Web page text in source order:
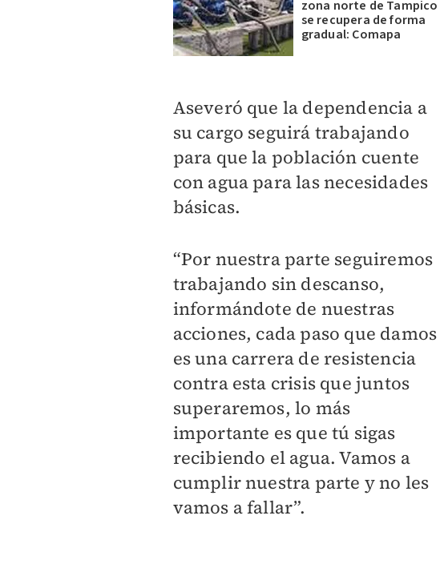
zona norte de Tampico
se recupera de forma
gradual: Comapa
Aseveró que la dependencia a
su cargo seguirá trabajando
para que la población cuente
con agua para las necesidades
básicas.
“Por nuestra parte seguiremos
trabajando sin descanso,
informándote de nuestras
acciones, cada paso que damos
es una carrera de resistencia
contra esta crisis que juntos
superaremos, lo más
importante es que tú sigas
recibiendo el agua. Vamos a
cumplir nuestra parte y no les
vamos a fallar”.